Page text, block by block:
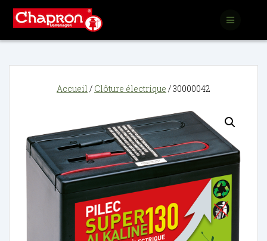
Accueil / Clôture électrique / 30000042